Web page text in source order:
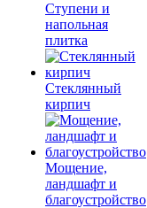
Ступени и
напольная
плитка
Cтеклянный
кирпич
Мощение,
ландшафт и
благоустройство